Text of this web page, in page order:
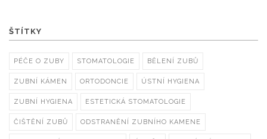
ŠTÍTKY
PÉČE O ZUBY STOMATOLOGIE BĚLENÍ ZUBŮ
ZUBNÍ KÁMEN ORTODONCIE ÚSTNÍ HYGIENA
ZUBNÍ HYGIENA ESTETICKÁ STOMATOLOGIE
ČIŠTĚNÍ ZUBŮ ODSTRANĚNÍ ZUBNÍHO KAMENE